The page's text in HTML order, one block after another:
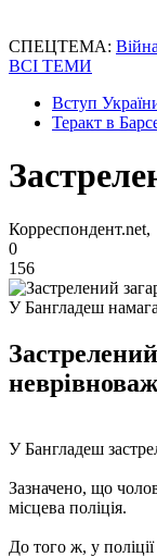
СПЕЦТЕМА:
ВСІ ТЕМИ
Вступ
Теракт в
0
156
У Бангладеш
У Бангладеш
Зазначено, що
місцева поліція.
До того ж, у